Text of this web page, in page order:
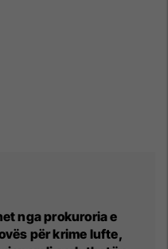
nga prokuroria e
për krime lufte,